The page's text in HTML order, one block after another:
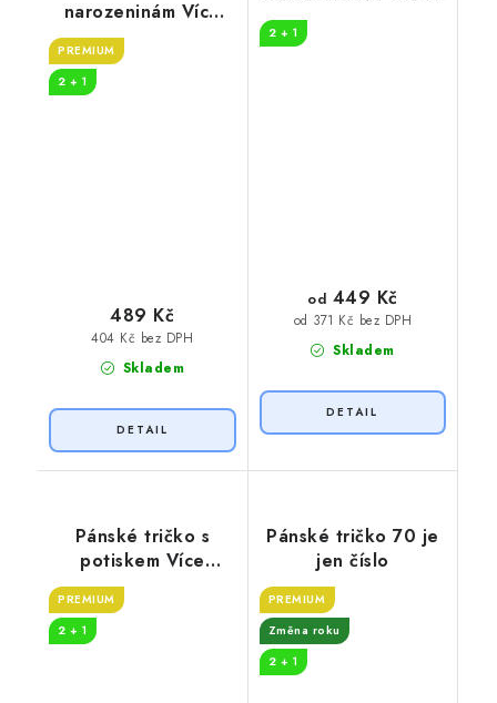
narozeninám Více
DRINKU
PREMIUM
2 + 1
Skladem
404 Kč bez DPH
489 Kč
Více whisky
2 + 1
Skladem
od 371 Kč bez DPH
od 449 Kč
Pánské tričko s
potiskem Více
whisky
PREMIUM
2 + 1
Pánské tričko 70 je
jen číslo
PREMIUM
Změna roku
2 + 1